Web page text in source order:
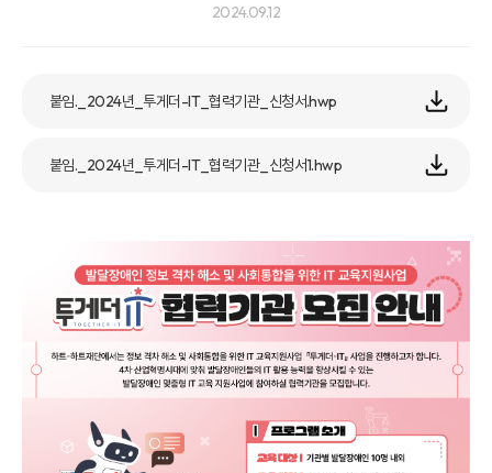
2024.09.12
붙임._2024년_투게더-IT_협력기관_신청서.hwp
붙임._2024년_투게더-IT_협력기관_신청서1.hwp